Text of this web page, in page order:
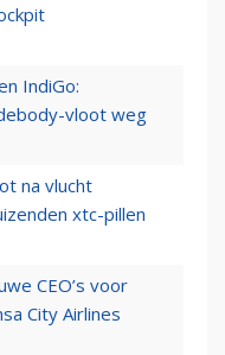
IndiGo:
vloot weg
na vlucht
xtc-pillen
CEO’s voor
City Airlines